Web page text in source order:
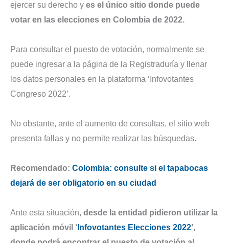
ejercer su derecho y es el único sitio donde puede
votar en las elecciones en Colombia de 2022.
Para consultar el puesto de votación, normalmente se
puede ingresar a la página de la Registraduría y llenar
los datos personales en la plataforma ‘Infovotantes
Congreso 2022’.
No obstante, ante el aumento de consultas, el sitio web
presenta fallas y no permite realizar las búsquedas.
Recomendado: Colombia: consulte si el tapabocas
dejará de ser obligatorio en su ciudad
Ante esta situación, desde la entidad pidieron utilizar la
aplicación móvil ‘ Infovotantes Elecciones 2022’,